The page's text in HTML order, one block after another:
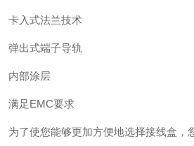
卡入式法兰技术
弹出式端子导轨
内部涂层
满足EMC要求
为了使您能够更加方便地选择接线盒，